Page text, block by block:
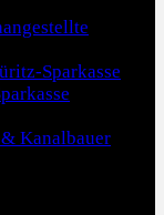
Sparkasse
Kanalbauer